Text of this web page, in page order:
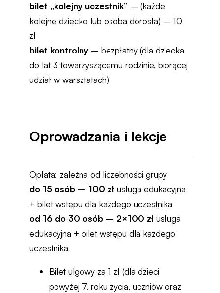
bilet „kolejny uczestnik” – (każde
kolejne dziecko lub osoba dorosła) – 10
zł
bilet kontrolny – bezpłatny (dla dziecka
do lat 3 towarzyszącemu rodzinie, biorącej
udział w warsztatach)
Oprowadzania i lekcje
Opłata: zależna od liczebności grupy
do 15 osób – 100 zł usługa edukacyjna
+ bilet wstępu dla każdego uczestnika
od 16 do 30 osób – 2×100 zł usługa
edukacyjna + bilet wstępu dla każdego
uczestnika
Bilet ulgowy za 1 zł (dla dzieci
powyżej 7. roku życia, uczniów oraz